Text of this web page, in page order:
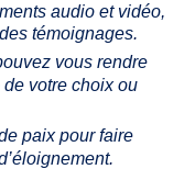
audio et vidéo,
témoignages.
vous rendre
votre choix ou
paix pour faire